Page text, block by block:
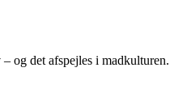
og det afspejles i